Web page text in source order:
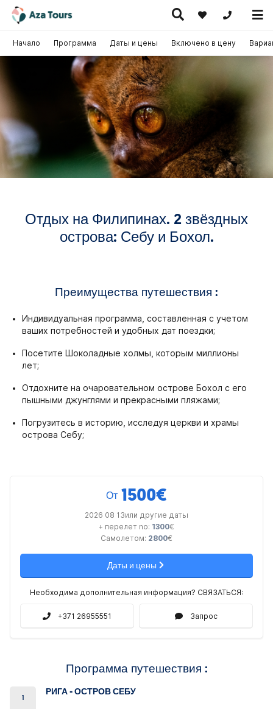
+371
Путешествие
по Европе
(на
самолете)
Круизы
Горячие
предложения
Отдых на Филипинах. 2 звёздных
острова: Себу и Бохол.
Начало Программа Даты и цены Включено в цену
Преимущества путешествия :
Индивидуальная программа, составленная с учетом
ваших потребностей и удобных дат поездки;
Посетите Шоколадные холмы, которым миллионы
лет;
Отдохните на очаровательном острове Бохол с его
пышными джунглями и прекрасными пляжами;
Погрузитесь в историю, исследуя церкви и храмы
острова Себу;
От 1500€
2026 08 13или другие даты
+ перелет no: 1300€
Самолетом: 2800€
Даты и цены
Необходима дополнительная информация? СВЯЗАТЬСЯ:
+371 26955551 Запрос
Программа путешествия :
1
РИГА - ОСТРОВ СЕБУ